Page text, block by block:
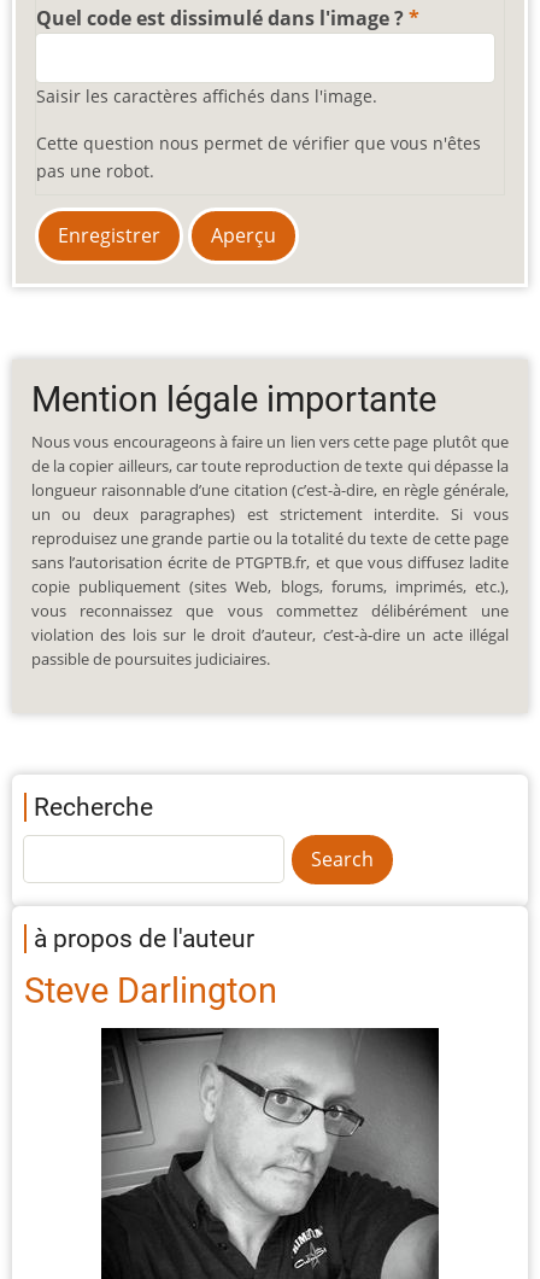
Quel code est dissimulé dans l'image ?
Saisir les caractères affichés dans l'image.
Cette question nous permet de vérifier que vous n'êtes
pas une robot.
Mention légale importante
Nous vous encourageons à faire un lien vers cette page plutôt que
de la copier ailleurs, car toute reproduction de texte qui dépasse la
longueur raisonnable d’une citation (c’est-à-dire, en règle générale,
un ou deux paragraphes) est strictement interdite. Si vous
reproduisez une grande partie ou la totalité du texte de cette page
sans l’autorisation écrite de PTGPTB.fr, et que vous diffusez ladite
copie publiquement (sites Web, blogs, forums, imprimés, etc.),
vous reconnaissez que vous commettez délibérément une
violation des lois sur le droit d’auteur, c’est-à-dire un acte illégal
passible de poursuites judiciaires.
Recherche
à propos de l'auteur
Steve Darlington